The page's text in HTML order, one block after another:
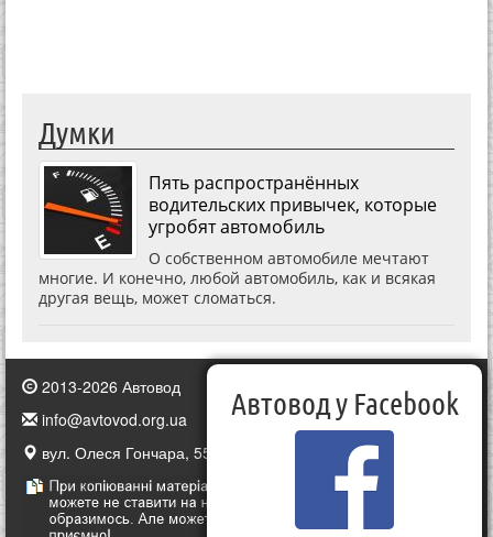
Думки
Пять распространённых
водительских привычек, которые
угробят автомобиль
О собственном автомобиле мечтают
многие. И конечно, любой автомобиль, как и всякая
другая вещь, может сломаться.
2013-2026 Автовод
info@avtovod.org.ua
вул. Олеся Гончара, 55, Київ, Україна
Автовод у Facebook